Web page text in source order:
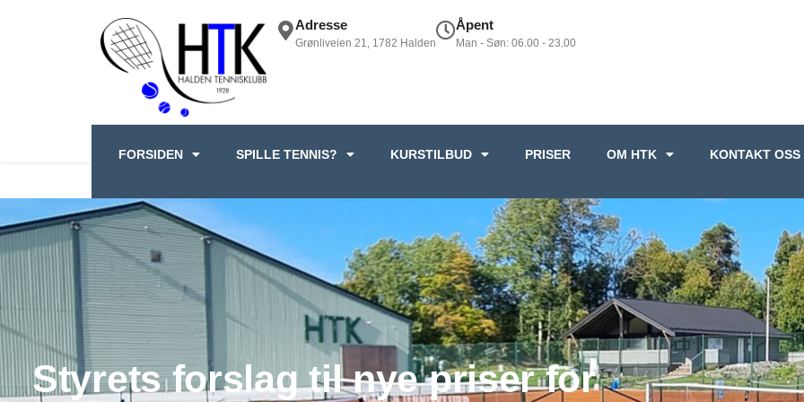
Adresse
Grønliveien 21, 1782 Halden
Åpent
Man - Søn: 06.00 - 23.00
FORSIDEN SPILLE TENNIS? KURSTILBUD PRISER OM HTK KONTAKT OSS
Styrets forslag til nye priser for